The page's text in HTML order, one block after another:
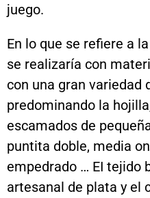
juego.
En lo que se refiere a
se realizaría con
con una gran variedad
predominando la
escamados de
puntita doble, media
empedrado … EI tejido
artesanal de plata y el